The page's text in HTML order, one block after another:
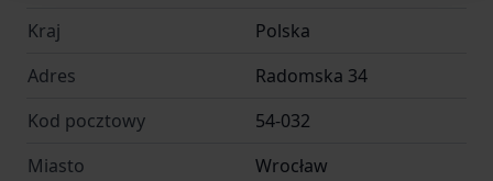
Kraj
Polska
Adres
Radomska 34
Kod pocztowy
54-032
Miasto
Wrocław